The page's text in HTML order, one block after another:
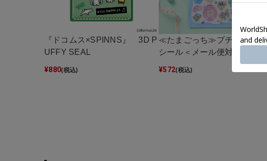
『ドコムス×SPINNS』 3D P
UFFY SEAL
¥880(税込)
≪たまごっち≫プチドロップ
シール＜メール便対応＞
¥572(税込)